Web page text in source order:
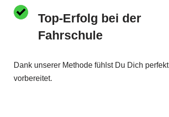
Top-Erfolg bei der
Fahrschule
Dank unserer Methode fühlst Du Dich perfekt
vorbereitet.